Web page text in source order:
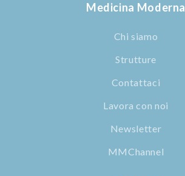
Medicina Moderna
Chi siamo
Strutture
Contattaci
Lavora con noi
Newsletter
MMChannel